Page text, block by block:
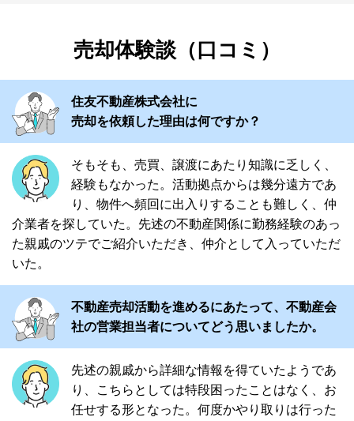
売却体験談（口コミ）
住友不動産株式会社に
売却を依頼した理由は何ですか？
そもそも、売買、譲渡にあたり知識に乏しく、
経験もなかった。活動拠点からは幾分遠方であ
り、物件へ頻回に出入りすることも難しく、仲
介業者を探していた。先述の不動産関係に勤務経験のあっ
た親戚のツテでご紹介いただき、仲介として入っていただ
いた。
不動産売却活動を進めるにあたって、不動産会
社の営業担当者についてどう思いましたか。
先述の親戚から詳細な情報を得ていたようであ
り、こちらとしては特段困ったことはなく、お
任せする形となった。何度かやり取りは行った